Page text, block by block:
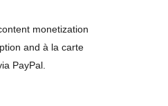
monetization
and à la carte
PayPal.